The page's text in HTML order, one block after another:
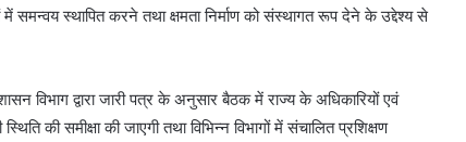
में समन्वय स्थापित करने तथा क्षमता निर्माण को संस्थागत रूप देने के उद्देश्य से
विभाग द्वारा जारी पत्र के अनुसार बैठक में राज्य के अधिकारियों एवं
की समीक्षा की जाएगी तथा विभिन्न विभागों में संचालित प्रशिक्षण